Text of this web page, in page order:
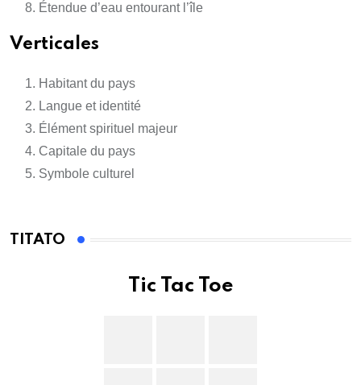
Étendue d’eau entourant l’île
Verticales
Habitant du pays
Langue et identité
Élément spirituel majeur
Capitale du pays
Symbole culturel
TITATO
Tic Tac Toe